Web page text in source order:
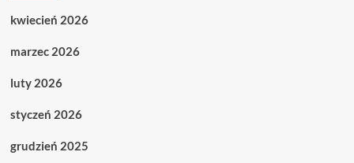
kwiecień 2026
marzec 2026
luty 2026
styczeń 2026
grudzień 2025